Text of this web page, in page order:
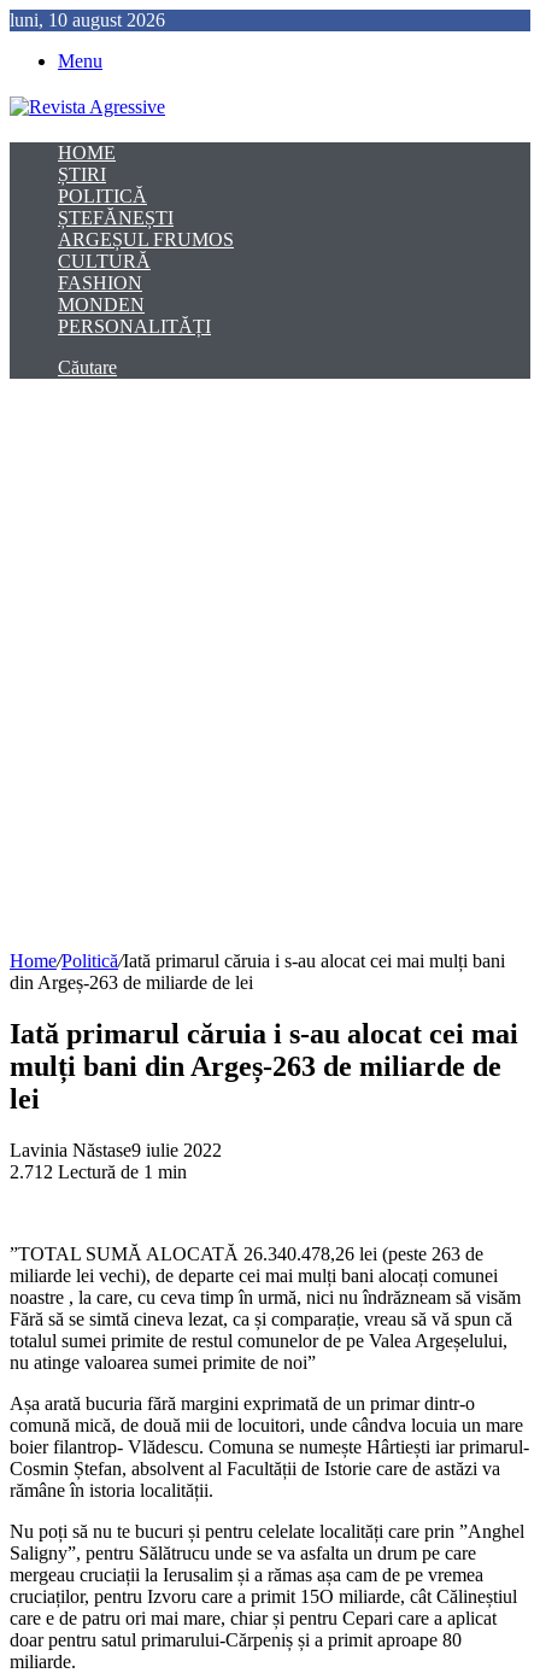
luni, 10 august 2026
Menu
HOME
ȘTIRI
POLITICĂ
ȘTEFĂNEȘTI
ARGEȘUL FRUMOS
CULTURĂ
FASHION
MONDEN
PERSONALITĂȚI
Căutare
Home/Politică/Iată primarul căruia i s-au alocat cei mai mulți bani
din Argeș-263 de miliarde de lei
Iată primarul căruia i s-au alocat cei mai
mulți bani din Argeș-263 de miliarde de
lei
Lavinia Năstase9 iulie 2022
2.712 Lectură de 1 min
”TOTAL SUMĂ ALOCATĂ 26.340.478,26 lei (peste 263 de
miliarde lei vechi), de departe cei mai mulți bani alocați comunei
noastre , la care, cu ceva timp în urmă, nici nu îndrăzneam să visăm
Fără să se simtă cineva lezat, ca și comparație, vreau să vă spun că
totalul sumei primite de restul comunelor de pe Valea Argeșelului,
nu atinge valoarea sumei primite de noi”
Așa arată bucuria fără margini exprimată de un primar dintr-o
comună mică, de două mii de locuitori, unde cândva locuia un mare
boier filantrop- Vlădescu. Comuna se numește Hârtiești iar primarul-
Cosmin Ștefan, absolvent al Facultății de Istorie care de astăzi va
rămâne în istoria localității.
Nu poți să nu te bucuri și pentru celelate localități care prin ”Anghel
Saligny”, pentru Sălătrucu unde se va asfalta un drum pe care
mergeau cruciații la Ierusalim și a rămas așa cam de pe vremea
cruciaților, pentru Izvoru care a primit 15O miliarde, cât Călineștiul
care e de patru ori mai mare, chiar și pentru Cepari care a aplicat
doar pentru satul primarului-Cărpeniș și a primit aproape 80
miliarde.